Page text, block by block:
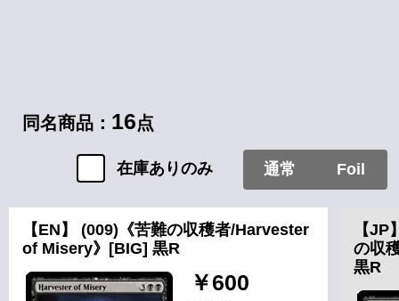
同名商品： 16点
在庫ありのみ 通常 Foil
【EN】 (009)《苦難の収穫者/Harvester
of Misery》[BIG] 黒R
￥600
【
の収
黒R